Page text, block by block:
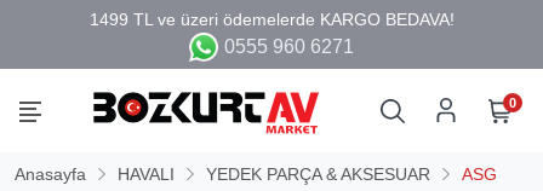
0555 960 6271
0
Anasayfa HAVALI YEDEK PARÇA & AKSESUAR ASG